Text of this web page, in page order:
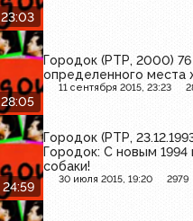
23:03
28:05
Городок (РТР, 2000) 76
определенного места
11 сентября 2015, 23:23
24:59
Городок (РТР,
Городок: С новым
собаки!
30 июля 2015, 19:20 2979